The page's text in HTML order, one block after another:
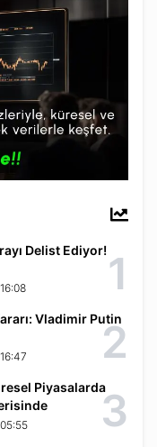
Delist Ediyor! 1
Vladimir Putin
2
Piyasalarda3